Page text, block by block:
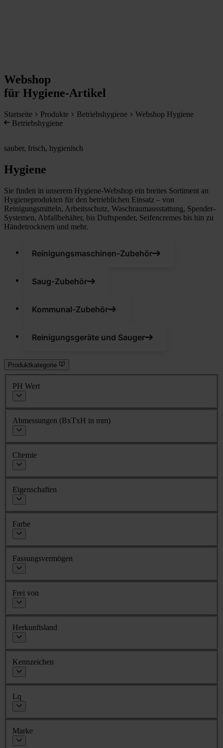
Webshop
für Hygiene-Artikel
Startseite Produkte Betriebshygiene
Webshop Hygiene
Betriebshygiene
sauber, frisch, hygienisch
Hygiene
Sie finden in unserem Hygiene-Webshop ein breites Sortiment an
Hygieneprodukten für den betrieblichen Einsatz – von
Reinigungsmitteln, Arbeitsschutz, Waschraumausstattung, Spender-
Systemen, Abfallbehälter, bis Duftspender, Seifencremes bis hin zu
Händetrocknern und mehr.
Reinigungsmaschinen-Zubehör
Saug-Zubehör
Kommunal-Zubehör
Reinigungsgeräte und Sauger
Produktkategorie
PH Wert
Abmessungen (BxTxH in mm)
Chemie
Eigenschaften
Farbe
Fassungsvermögen
Frei von
Herkunftsland
Kennzeichen
Lq
Marke